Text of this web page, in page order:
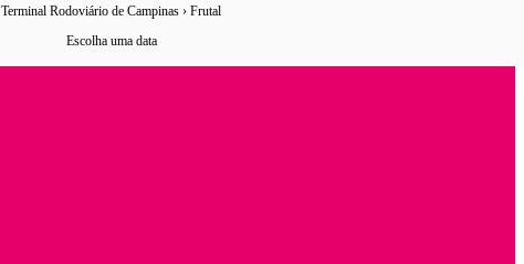
Terminal Rodoviário de Campinas › Frutal
Escolha uma data